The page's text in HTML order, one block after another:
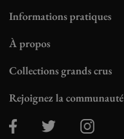
Informations pratiques
À propos
Collections grands crus
Rejoignez la communauté